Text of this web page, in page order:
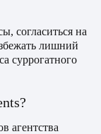
согласиться на
лишний
суррогатного
агентства